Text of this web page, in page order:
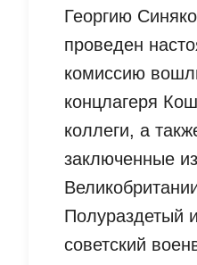
Георгию
проведен
комиссию
концлагеря
коллеги, а
заключенные
Полураздетый
советский